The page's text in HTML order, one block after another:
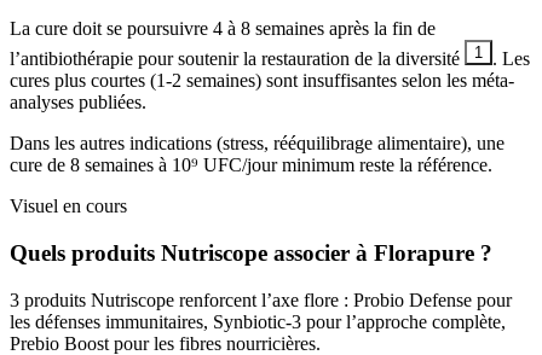
La cure doit se poursuivre 4 à 8 semaines après la fin de
l’antibiothérapie pour soutenir la restauration de la diversité
1 . Les
cures plus courtes (1-2 semaines) sont insuffisantes selon les méta-
analyses publiées.
Dans les autres indications (stress, rééquilibrage alimentaire), une
cure de 8 semaines à 10⁹ UFC/jour minimum reste la référence.
Visuel en cours
Quels produits Nutriscope associer à Florapure ?
3 produits Nutriscope renforcent l’axe flore : Probio Defense pour
les défenses immunitaires, Synbiotic-3 pour l’approche complète,
Prebio Boost pour les fibres nourricières.